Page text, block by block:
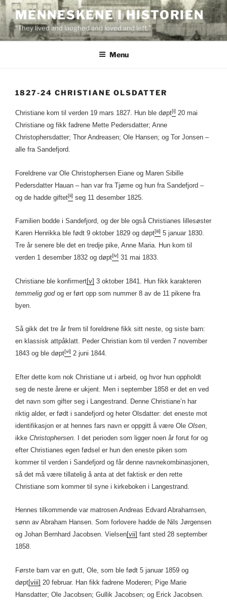
Skip
to
content
MENNESKENE I HISTORIEN
“They lived and laughed and loved and left.”
Menu
1827-24 CHRISTIANE OLSDATTER
Christiane kom til verden 19 mars 1827. Hun ble døpt[i] 20 mai
Christiane og fikk fadrene Mette Pedersdatter; Anne
Christophersdatter; Thor Andreasen; Ole Hansen; og Tor Jonsen –
alle fra Sandefjord.
Foreldrene var Ole Christophersen Eiane og Maren Sibille
Pedersdatter Hauan – han var fra Tjøme og hun fra Sandefjord –
og de hadde giftet[ii] seg 11 desember 1825.
Familien bodde i Sandefjord, og der ble også Christianes lillesøster
Karen Henrikka ble født 9 oktober 1829 og døpt[iii] 5 januar 1830.
Tre år senere ble det en tredje pike, Anne Maria. Hun kom til
verden 1 desember 1832 og døpt[iv] 31 mai 1833.
Christiane ble konfirmert[v] 3 oktober 1841. Hun fikk karakteren
temmelig godog er ført opp som nummer 8 av de 11 pikene fra
byen.
Så gikk det tre år frem til foreldrene fikk sitt neste, og siste barn:
en klassisk attpåklatt. Peder Christian kom til verden 7 november
1843 og ble døpt[vi] 2 juni 1844.
Efter dette kom nok Christiane ut i arbeid, og hvor hun oppholdt
seg de neste årene er ukjent. Men i september 1858 er det en ved
det navn som gifter seg i Langestrand. Denne Christiane’n har
riktig alder, er født i sandefjord og heter Olsdatter: det eneste mot
identifikasjon er at hennes fars navn er oppgitt å være Ole Olsen
ikke Christophersen. I det perioden som ligger noen år forut for og
efter Christianes egen fødsel er hun den eneste piken som
kommer til verden i Sandefjord og får denne navnekombinasjonen,
så det må være tillatelig å anta at det faktisk erden rette
Christiane som kommer til syne i kirkeboken i Langestrand.
Hennes tilkommende var matrosen Andreas Edvard Abrahamsen,
sønn av Abraham Hansen. Som forlovere hadde de Nils Jørgensen
og Johan Bernhard Jacobsen. Vielsen[vii] fant sted 28 september
1858.
Første barn var en gutt, Ole, som ble født 5 januar 1859 og
døpt[viii] 20 februar. Han fikk fadrene Moderen; Pige Marie
Hansdatter; Ole Jacobsen; Gullik Jacobsen; og Erick Jacobsen.